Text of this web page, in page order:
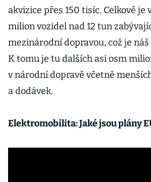
akvizice přes 150 tisíc. Celkově je
milion vozidel nad 12 tun
mezinárodní dopravou, což je
K tomu je tu dalších asi osm
v národní dopravě včetně
a dodávek.
Elektromobilita: Jaké jsou plány